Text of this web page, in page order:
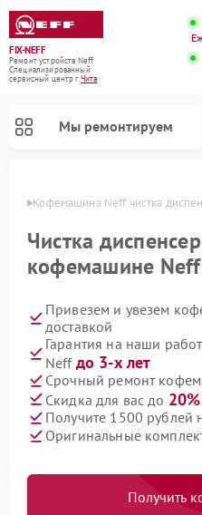
FIX-NEFF
Ремонт устройств Neff
Специализированный
cервисный центр г.Чита
Мы ремонтируем
Кофемашина Neff чистка
Чистка
кофемашине
Привезем и увезем
доставкой
Гарантия на наши
Neff до 3-х лет
Срочный ремонт
Скидка для вас до 20%
Получите 1500 рублей
Оригинальные
Получить